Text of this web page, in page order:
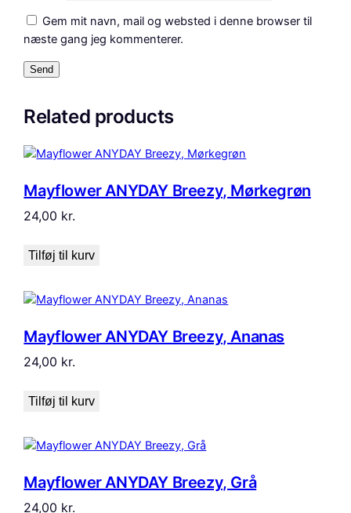
Gem mit navn, mail og websted i denne browser til
næste gang jeg kommenterer.
Related products
Mayflower ANYDAY Breezy, Mørkegrøn
24,00 kr.
Tilføj til kurv
Mayflower ANYDAY Breezy, Ananas
24,00 kr.
Tilføj til kurv
Mayflower ANYDAY Breezy, Grå
24,00 kr.